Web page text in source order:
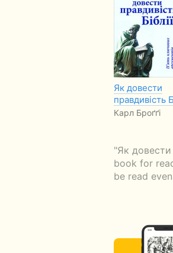
Як довести
правдивість
Карл Броґґі
"Як
book for
be read